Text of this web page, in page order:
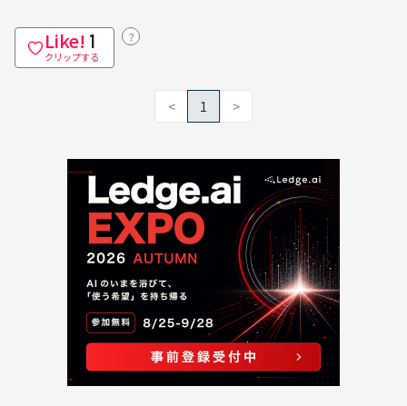
Like! 1
クリップする
？
< 1 >